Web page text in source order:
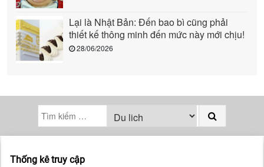
Lại là Nhật Bản: Đến bao bì cũng phải
thiết kế thông minh đến mức này mới chịu!
28/06/2026
Thống kê truy cập